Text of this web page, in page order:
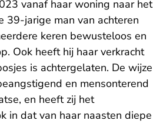
vanaf haar woning naar het
39-jarige man van achteren
keren bewusteloos en
Ook heeft hij haar verkracht
is achtergelaten. De wijze
en mensonterend
en heeft zij het
in dat van haar naasten diepe